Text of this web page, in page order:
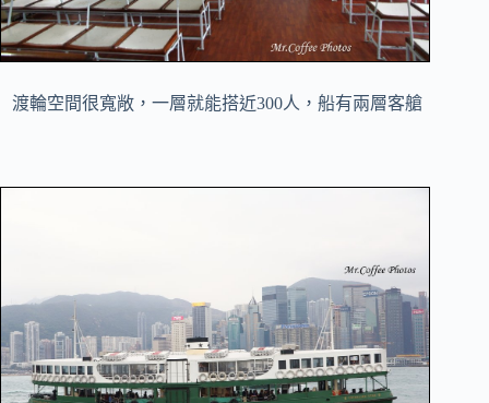
渡輪空間很寬敞，一層就能搭近300人，船有兩層客艙